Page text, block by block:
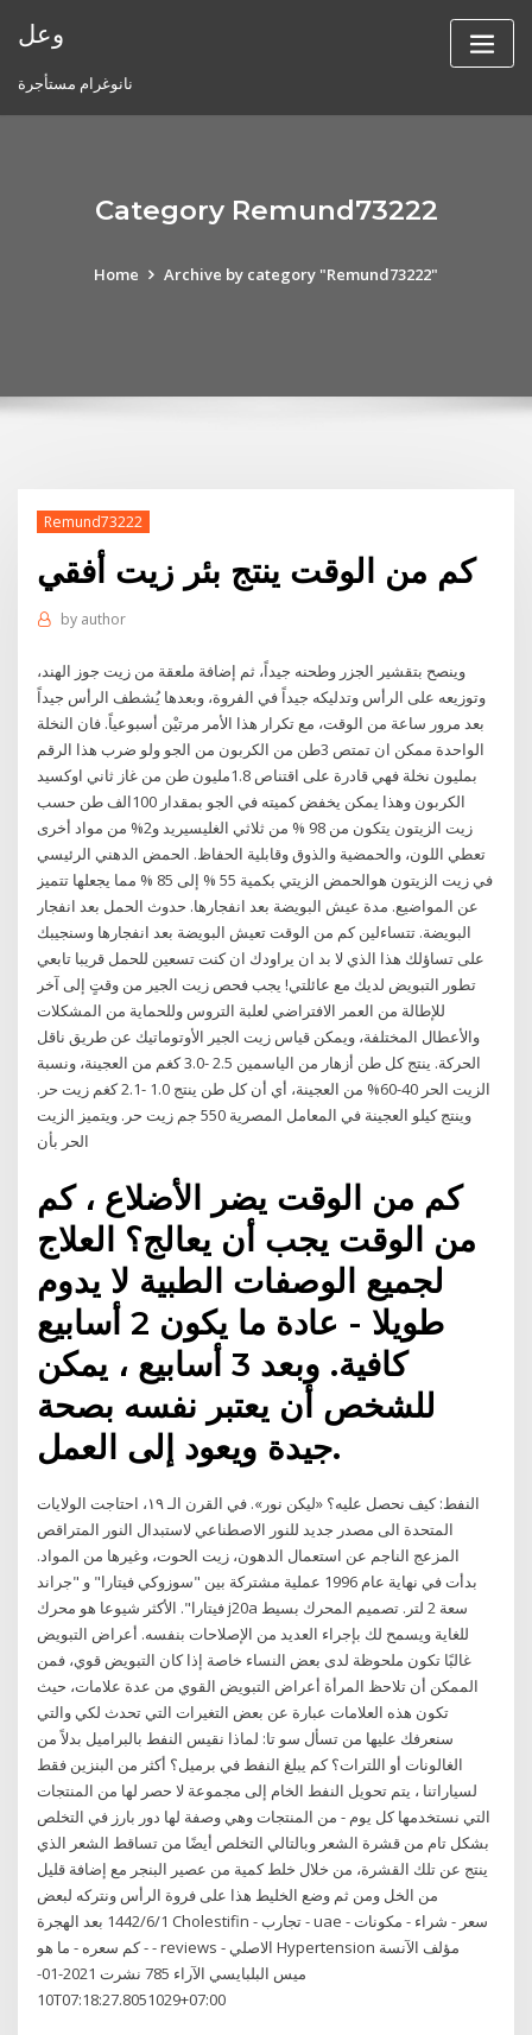
وعل
نانوغرام مستأجرة
Category Remund73222
Home Archive by category "Remund73222"
Remund73222
كم من الوقت ينتج بئر زيت أفقي
by author
وينصح بتقشير الجزر وطحنه جيداً، ثم إضافة ملعقة من زيت جوز الهند،
وتوزيعه على الرأس وتدليكه جيداً في الفروة، وبعدها يُشطف الرأس جيداً
بعد مرور ساعة من الوقت، مع تكرار هذا الأمر مرتيْن أسبوعياً. فان النخلة
الواحدة ممكن ان تمتص 3طن من الكربون من الجو ولو ضرب هذا الرقم
بمليون نخلة فهي قادرة على اقتناص 1.8مليون طن من غاز ثاني اوكسيد
الكربون وهذا يمكن يخفض كميته في الجو بمقدار 100الف طن حسب
زيت الزيتون يتكون من 98 % من ثلاثي الغليسيريد و2% من مواد أخرى
تعطي اللون، والحمضية والذوق وقابلية الحفاظ. الحمض الدهني الرئيسي
في زيت الزيتون هوالحمض الزيتي بكمية 55 % إلى 85 % مما يجعلها تتميز
عن المواضيع. مدة عيش البويضة بعد انفجارها. حدوث الحمل بعد انفجار
البويضة. تتساءلين كم من الوقت تعيش البويضة بعد انفجارها وسنجيبك
على تساؤلك هذا الذي لا بد ان يراودك ان كنت تسعين للحمل قريبا تابعي
تطور التبويض لديك مع عائلتي! يجب فحص زيت الجير من وقتٍ إلى آخر
للإطالة من العمر الافتراضي لعلبة التروس وللحماية من المشكلات
والأعطال المختلفة، ويمكن قياس زيت الجير الأوتوماتيك عن طريق ناقل
الحركة. ينتج كل طن أزهار من الياسمين 2.5 -3.0 كغم من العجينة، ونسبة
الزيت الحر 40-60% من العجينة، أي أن كل طن ينتج 1.0 -2.1 كغم زيت حر.
وينتج كيلو العجينة في المعامل المصرية 550 جم زيت حر. ويتميز الزيت
الحر بأن
كم من الوقت يضر الأضلاع ، كم
من الوقت يجب أن يعالج؟ العلاج
لجميع الوصفات الطبية لا يدوم
طويلا - عادة ما يكون 2 أسابيع
كافية. وبعد 3 أسابيع ، يمكن
للشخص أن يعتبر نفسه بصحة
جيدة ويعود إلى العمل.
النفط:‏ كيف نحصل عليه؟‏ ‏«ليكن نور».‏ في القرن الـ‍ ١٩،‏ احتاجت الولايات
المتحدة الى مصدر جديد للنور الاصطناعي لاستبدال النور المتراقص
المزعج الناجم عن استعمال الدهون،‏ زيت الحوت،‏ وغيرها من المواد.
بدأت في نهاية عام 1996 عملية مشتركة بين "سوزوكي فيتارا" و "جراند
فيتارا". الأكثر شيوعا هو محرك j20a سعة 2 لتر. تصميم المحرك بسيط
للغاية ويسمح لك بإجراء العديد من الإصلاحات بنفسه. أعراض التبويض
غالبًا تكون ملحوظة لدى بعض النساء خاصة إذا كان التبويض قوي، فمن
الممكن أن تلاحظ المرأة أعراض التبويض القوي من عدة علامات، حيث
تكون هذه العلامات عبارة عن بعض التغيرات التي تحدث لكي والتي
سنعرفك عليها من تسأل سو تا: لماذا نقيس النفط بالبراميل بدلاً من
الغالونات أو اللترات؟ كم يبلغ النفط في برميل؟ أكثر من البنزين فقط
لسياراتنا ، يتم تحويل النفط الخام إلى مجموعة لا حصر لها من المنتجات
التي نستخدمها كل يوم - من المنتجات وهي وصفة لها دور بارز في التخلص
بشكل تام من قشرة الشعر وبالتالي التخلص أيضًا من تساقط الشعر الذي
ينتج عن تلك القشرة، من خلال خلط كمية من عصير البنجر مع إضافة قليل
من الخل ومن ثم وضع الخليط هذا على فروة الرأس ونتركه لبعض
1‏‏/6‏‏/1442 بعد الهجرة Cholestifin - تجارب - uae - سعر - شراء - مكونات
- كم سعره - ما هو - reviews - الاصلي Hypertension مؤلف الآنسة
ميس البلبايسي الآراء 785 نشرت 2021-01-
10T07:18:27.8051029+07:00